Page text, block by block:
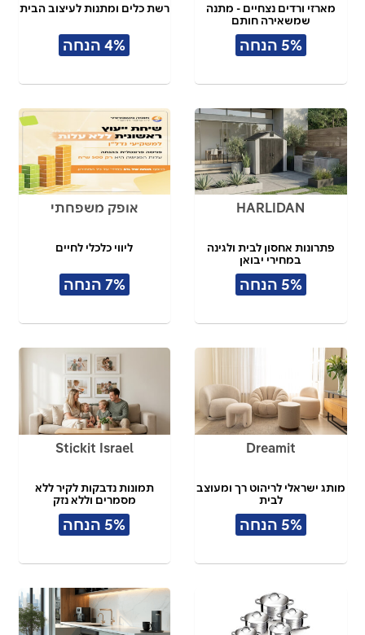
מארזי ורדים נצחיים - מתנה
שמשאירה חותם
5% הנחה
רשת כלים ומתנות לעיצוב הבית
4% הנחה
HARLIDAN
פתרונות אחסון לבית ולגינה
במחירי יבואן
5% הנחה
אופק משפחתי
ליווי כלכלי לחיים
7% הנחה
Dreamit
מותג ישראלי לריהוט רך ומעוצב
לבית
5% הנחה
Stickit Israel
תמונות נדבקות לקיר ללא
מסמרים וללא נזק
5% הנחה